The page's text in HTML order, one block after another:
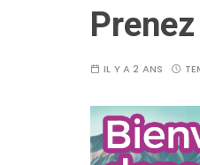
IL Y A 2 ANS